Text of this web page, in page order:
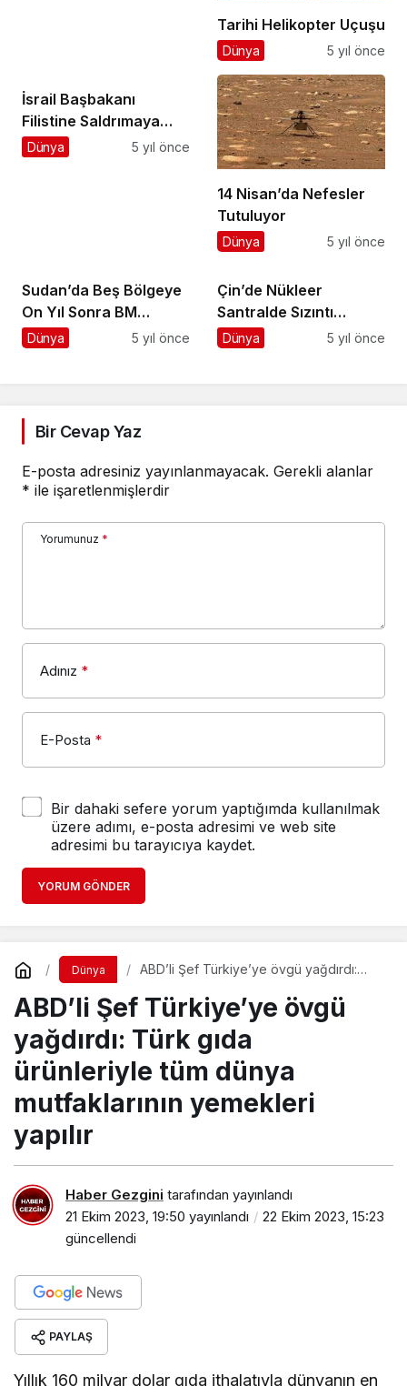
Tarihi Helikopter Uçuşu
Dünya 5 yıl önce
İsrail Başbakanı
Filistine Saldrımaya
Devam Edeceklerini
Dünya 5 yıl önce
14 Nisan’da Nefesler
Tutuluyor
Dünya 5 yıl önce
Sudan’da Beş Bölgeye
On Yıl Sonra BM
Yardımı Ulaştı
Dünya 5 yıl önce
Çin’de Nükleer
Santralde Sızıntı
İddiaları
Dünya 5 yıl önce
Bir Cevap Yaz
E-posta adresiniz yayınlanmayacak. Gerekli alanlar
* ile işaretlenmişlerdir
Yorumunuz *
Adınız *
E-Posta *
Bir dahaki sefere yorum yaptığımda kullanılmak
üzere adımı, e-posta adresimi ve web site
adresimi bu tarayıcıya kaydet.
YORUM GÖNDER
Dünya
ABD’li Şef Türkiye’ye övgü yağdırdı:
mutfaklarının yemekleri yapılır
ABD’li Şef Türkiye’ye övgü
yağdırdı: Türk gıda
ürünleriyle tüm dünya
mutfaklarının yemekleri
yapılır
Haber Gezgini tarafından yayınlandı
21 Ekim 2023, 19:50 yayınlandı
22 Ekim 2023, 15:23
güncellendi
PAYLAŞ
Yıllık 160 milyar dolar gıda ithalatıyla dünyanın en